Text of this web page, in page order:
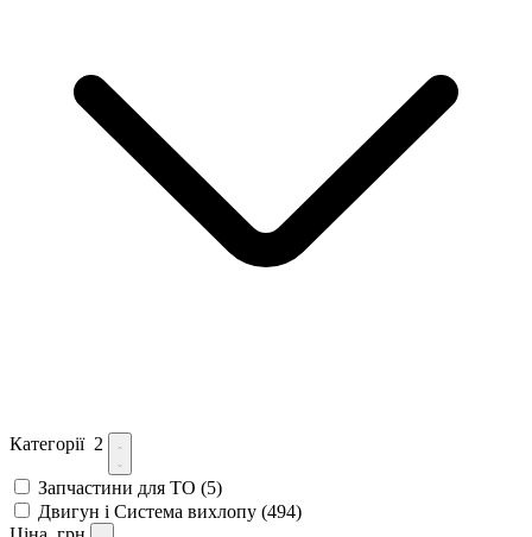
Категорії 2
Запчастини для ТО (5)
Двигун і Система вихлопу (494)